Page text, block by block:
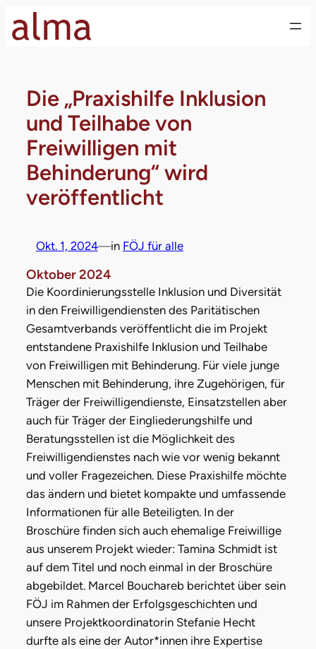
Inhalt
Die „Praxishilfe Inklusion
und Teilhabe von
Freiwilligen mit
Behinderung“ wird
veröffentlicht
Okt. 1, 2024—in FÖJ für alle
Oktober 2024
Die Koordinierungsstelle Inklusion und Diversität
in den Freiwilligendiensten des Paritätischen
Gesamtverbands veröffentlicht die im Projekt
entstandene Praxishilfe Inklusion und Teilhabe
von Freiwilligen mit Behinderung. Für viele junge
Menschen mit Behinderung, ihre Zugehörigen, für
Träger der Freiwilligendienste, Einsatzstellen aber
auch für Träger der Eingliederungshilfe und
Beratungsstellen ist die Möglichkeit des
Freiwilligendienstes nach wie vor wenig bekannt
und voller Fragezeichen. Diese Praxishilfe möchte
das ändern und bietet kompakte und umfassende
Informationen für alle Beteiligten. In der
Broschüre finden sich auch ehemalige Freiwillige
aus unserem Projekt wieder: Tamina Schmidt ist
auf dem Titel und noch einmal in der Broschüre
abgebildet. Marcel Bouchareb berichtet über sein
FÖJ im Rahmen der Erfolgsgeschichten und
unsere Projektkoordinatorin Stefanie Hecht
durfte als eine der Autor*innen ihre Expertise